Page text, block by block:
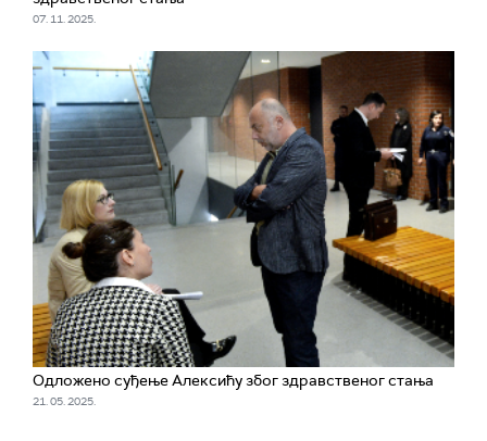
07. 11. 2025.
Одложено суђење Алексићу због здравственог стања
21. 05. 2025.